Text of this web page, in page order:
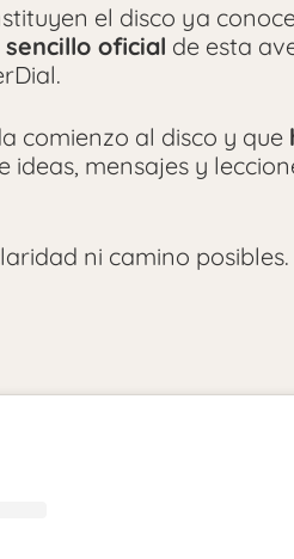
el disco ya
oficial de esta
comienzo al disco y que
ideas, mensajes y
ni camino